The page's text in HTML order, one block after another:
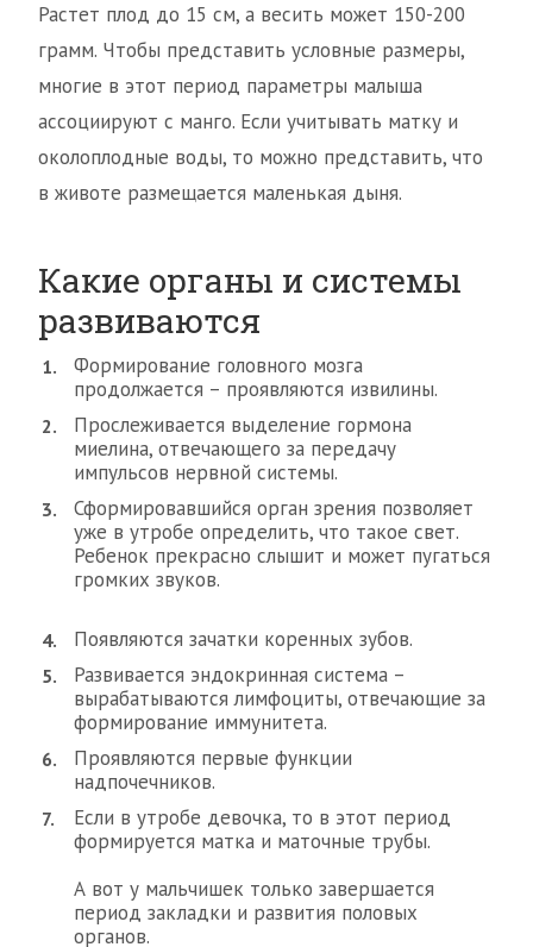
Растет плод до 15 см, а весить может 150-200
грамм. Чтобы представить условные размеры,
многие в этот период параметры малыша
ассоциируют с манго. Если учитывать матку и
околоплодные воды, то можно представить, что
в животе размещается маленькая дыня.
Какие органы и системы
развиваются
Формирование головного мозга
продолжается – проявляются извилины.
Прослеживается выделение гормона
миелина, отвечающего за передачу
импульсов нервной системы.
Сформировавшийся орган зрения позволяет
уже в утробе определить, что такое свет.
Ребенок прекрасно слышит и может пугаться
громких звуков.
Появляются зачатки коренных зубов.
Развивается эндокринная система –
вырабатываются лимфоциты, отвечающие за
формирование иммунитета.
Проявляются первые функции
надпочечников.
Если в утробе девочка, то в этот период
формируется матка и маточные трубы.
А вот у мальчишек только завершается
период закладки и развития половых
органов.